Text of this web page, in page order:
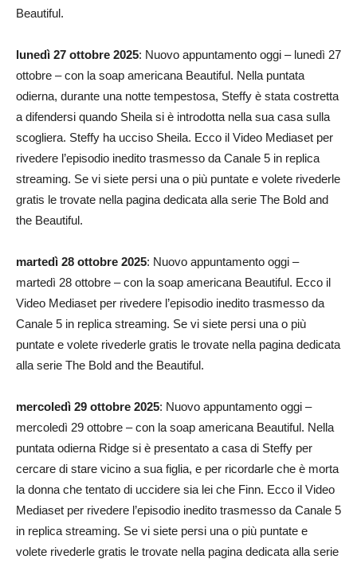
Beautiful.
lunedì 27 ottobre 2025: Nuovo appuntamento oggi – lunedì 27
ottobre – con la soap americana Beautiful. Nella puntata
odierna, durante una notte tempestosa, Steffy è stata costretta
a difendersi quando Sheila si è introdotta nella sua casa sulla
scogliera. Steffy ha ucciso Sheila. Ecco il Video Mediaset per
rivedere l’episodio inedito trasmesso da Canale 5 in replica
streaming. Se vi siete persi una o più puntate e volete rivederle
gratis le trovate nella pagina dedicata alla serie The Bold and
the Beautiful.
martedì 28 ottobre 2025: Nuovo appuntamento oggi –
martedì 28 ottobre – con la soap americana Beautiful. Ecco il
Video Mediaset per rivedere l’episodio inedito trasmesso da
Canale 5 in replica streaming. Se vi siete persi una o più
puntate e volete rivederle gratis le trovate nella pagina dedicata
alla serie The Bold and the Beautiful.
mercoledì 29 ottobre 2025: Nuovo appuntamento oggi –
mercoledì 29 ottobre – con la soap americana Beautiful. Nella
puntata odierna Ridge si è presentato a casa di Steffy per
cercare di stare vicino a sua figlia, e per ricordarle che è morta
la donna che tentato di uccidere sia lei che Finn. Ecco il Video
Mediaset per rivedere l’episodio inedito trasmesso da Canale 5
in replica streaming. Se vi siete persi una o più puntate e
volete rivederle gratis le trovate nella pagina dedicata alla serie